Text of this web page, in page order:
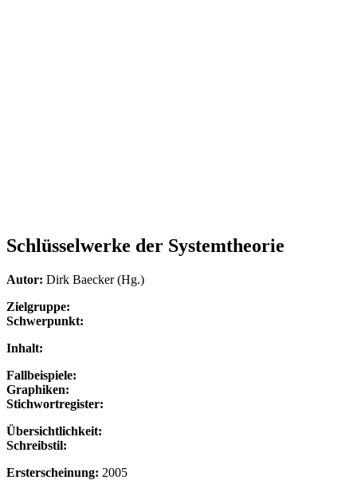
Schlüsselwerke der Systemtheorie
Autor: Dirk Baecker (Hg.)
Zielgruppe:
Schwerpunkt:
Inhalt:
Fallbeispiele:
Graphiken:
Stichwortregister:
Übersichtlichkeit:
Schreibstil:
Ersterscheinung: 2005